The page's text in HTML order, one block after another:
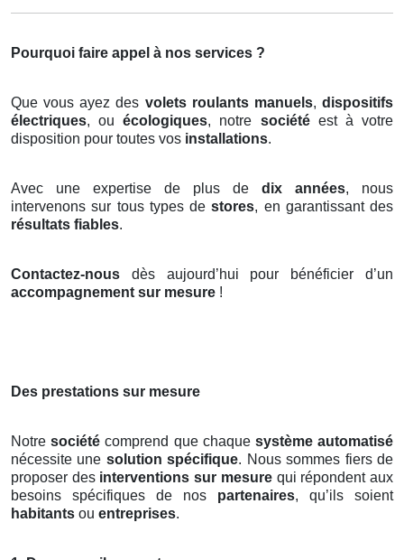
Pourquoi faire appel à nos services ?
Que vous ayez des volets roulants manuels,dispositifs
électriques, ouécologiques, notre sociétéest à votre
disposition pour toutes vos installations.
Avec une expertise de plus de dix années, nous
intervenons sur tous types destores, en garantissant des
résultats fiables.
Contactez-nous dès aujourd’hui pour bénéficier d’un
accompagnement sur mesure !
Des prestations sur mesure
Notresociété comprend que chaque système automatisé
nécessite une solution spécifique. Nous sommes fiers de
proposer des interventions sur mesurequi répondent aux
besoins spécifiques de nos partenaires, qu’ils soient
habitants ou entreprises.